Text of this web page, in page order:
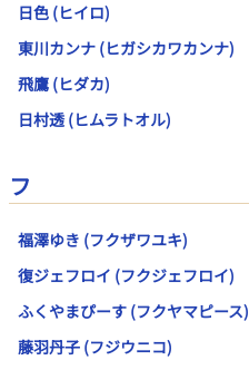
日色 (ヒイロ)
東川カンナ (ヒガシカワカンナ)
飛鷹 (ヒダカ)
日村透 (ヒムラトオル)
フ
福澤ゆき (フクザワユキ)
復ジェフロイ (フクジェフロイ)
ふくやまぴーす (フクヤマピース)
藤羽丹子 (フジウニコ)